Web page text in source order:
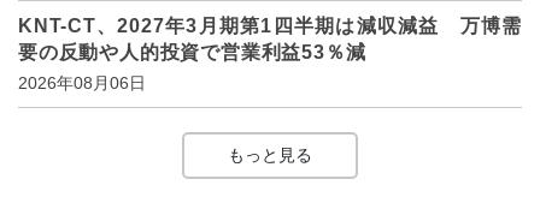
KNT-CT、2027年3月期第1四半期は減収減益 万博需
要の反動や人的投資で営業利益53％減
2026年08月06日
もっと見る